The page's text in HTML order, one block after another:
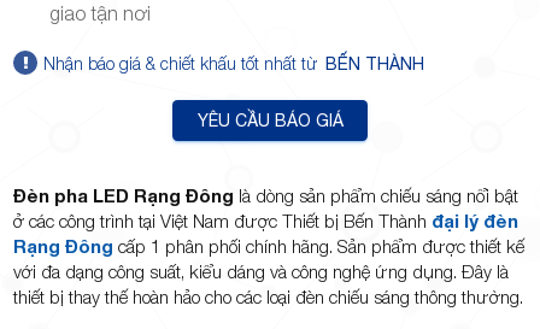
TP.Thủ
Đức,
giao tận nơi
Nhận báo giá & chiết khấu tốt nhất từ BẾN THÀNH
YÊU CẦU BÁO GIÁ
Đèn pha LED Rạng Đông là dòng sản phẩm chiếu sáng nổi bật
ở các công trình tại Việt Nam được Thiết bị Bến Thành đại lý đèn
Rạng Đông cấp 1 phân phối chính hãng. Sản phẩm được thiết kế
với đa dạng công suất, kiểu dáng và công nghệ ứng dụng. Đây là
thiết bị thay thế hoàn hảo cho các loại đèn chiếu sáng thông thường.